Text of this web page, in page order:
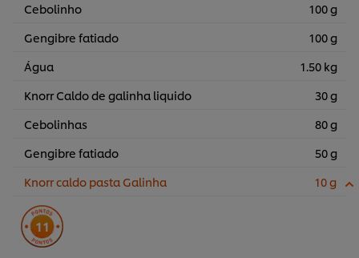
Cebolinho
100 g
Gengibre fatiado
100 g
Água
1.50 kg
Knorr Caldo de galinha liquido
30 g
Cebolinhas
80 g
Gengibre fatiado
50 g
Knorr caldo pasta Galinha
10 g
11